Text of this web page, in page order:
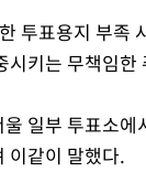
투표용지 부족
키는 무책임한
일부 투표소에
이같이 말했다.